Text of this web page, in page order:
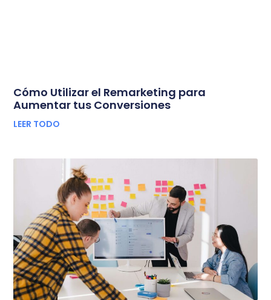
Cómo Utilizar el Remarketing para
Aumentar tus Conversiones
LEER TODO